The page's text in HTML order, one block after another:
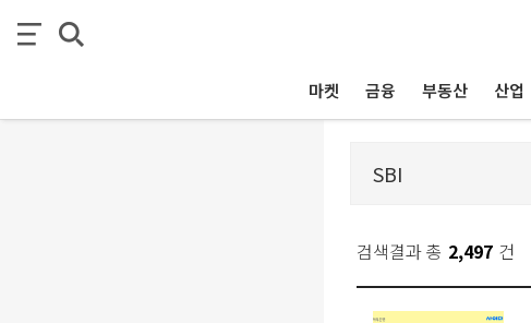
마켓 금융 부동산 산업
검색결과 총 2,497 건